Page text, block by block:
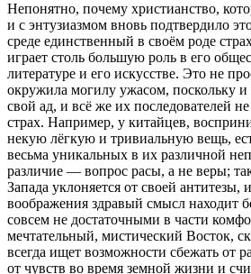
Непонятно, почему христианство,
и с энтузиазмом вновь подтвердило
среде единственный в своём роде
играет столь большую роль в его
литературе и его искусстве. Это не
окружила могилу ужасом, поскольку
свой ад, и всё же их последователей
страх. Например, у китайцев,
некую лёгкую и тривиальную вещь,
весьма уникальных в их различной
различие — вопрос расы, а не веры;
Запада уклоняется от своей
воображения здравый смысл находит
совсем не достаточными в части
мечтательный, мистический Восток,
всегда ищет возможности сбежать от
от чувств во время земной жизни и